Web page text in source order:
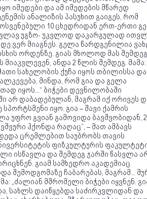
იმედები და ამ იმედების მწარედ
ანალიზის პასუხით გაიგეს, რომ
10 ცხედრიდან ერთ-ერთი
უგზო- უკვლოდ დაკარგულად
ვერ მიაგნეს. გელა წარდგენილია
ორდენზე. გიას მხოლოდ მას შემდეგ
ანდა 2 წლის შემდეგ. მამა:
სახელობის ქუჩა იყოს თბილისსა და
მინდა, რომ გია და გელა
იყოს...“ ბიჭები დევნილობაში
არ დაბადებულან, მაგრამ იქ ორივეს
იყო. გია – შავი ქამრის
უფრო გვიან გამოვიდა ბავშვობიდან,
ჰქონდა რაღაც“, – მათ ამბავს
ცრემლებით საუბრობს თავის
ფიზკულტურის
ისწავლა და შემდეგ ჯარში წასვლა
გიამ სამხედრო აკადემიაც
შემოდგომაზე ჩაბარებას, მაგრამ...
„ძალიან მშრომელი ბიჭები იყვნენ.
სახლს დაიწყებდა საძირკვლიდან და